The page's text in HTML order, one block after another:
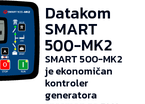
Datakom
SMART
500-MK2
SMART 500-MK2
je ekonomičan
kontroler
generatora